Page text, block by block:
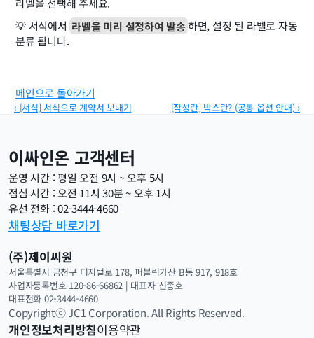
라벨을 선택해 주세요.
💡 서식에서 라벨을 미리 설정하여 발송하면, 설정 된 라벨로 자동
분류 됩니다.
메인으로 돌아가기
‹ [서식] 서식으로 계약서 보내기 [작성란] 박스란? (공통 옵션 안내) ›
이싸인온 고객센터
운영 시간 : 평일 오전 9시 ~ 오후 5시
점심 시간 : 오전 11시 30분 ~ 오후 1시
유선 전화 : 02-3444-4660
채팅상담 바로가기
(주)제이씨원
서울특별시 금천구 디지털로 178, 퍼블릭가산 B동 917, 918호
사업자등록번호 120-86-66862 | 대표자 신종호
대표전화 02-3444-4660
Copyrightⓒ JC1 Corporation. All Rights Reserved.
개인정보처리방침이용약관